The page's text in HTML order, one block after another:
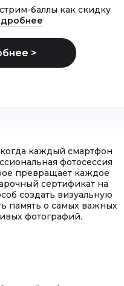
баллы как скидку
каждый смартфон
фотосессия
превращает каждое
сертификат на
создать визуальную
память о самых важных
фотографий.